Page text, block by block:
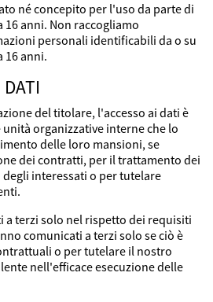
né concepito per l'uso da parte di
anni. Non raccogliamo
personali identificabili da o su
16 anni.
del titolare, l'accesso ai dati è
organizzative interne che lo
delle loro mansioni, se
dei contratti, per il trattamento dei
interessati o per tutelare
a terzi solo nel rispetto dei requisiti
comunicati a terzi solo se ciò è
o per tutelare il nostro
nell'efficace esecuzione delle